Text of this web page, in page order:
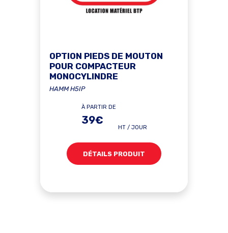
OPTION PIEDS DE MOUTON
POUR COMPACTEUR
MONOCYLINDRE
HAMM H5IP
À PARTIR DE
39€
HT / JOUR
DÉTAILS PRODUIT